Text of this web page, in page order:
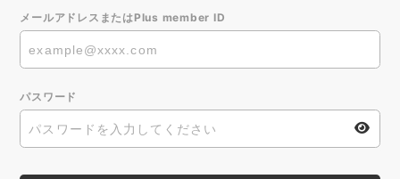
メールアドレスまたはPlus member ID
パスワード